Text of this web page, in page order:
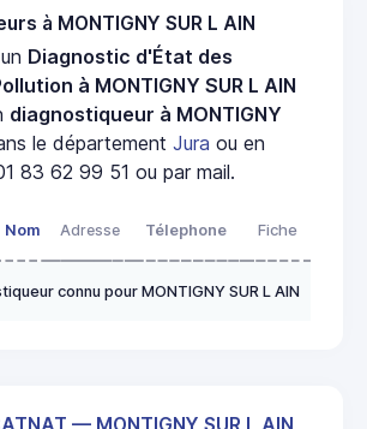
à MONTIGNY SUR L AIN
Diagnostic d'État des
à MONTIGNY SUR L AIN
diagnostiqueur à MONTIGNY
le département Jura ou en
83 62 99 51 ou par mail.
Nom Adresse Télephone Fiche
connu pour MONTIGNY SUR L AIN
— MONTIGNY SUR L AIN